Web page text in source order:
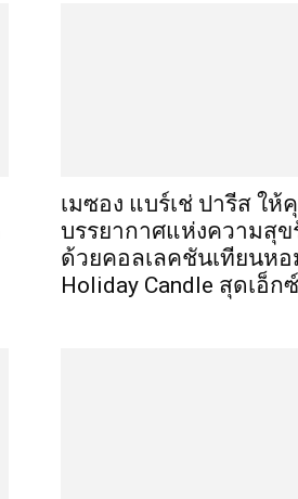
เมซอง แบร์เช่ ปารีส ให้
บรรยากาศแห่งความสุข
ด้วยคอลเลคชันเทียนห
Holiday Candle สุดเอ็